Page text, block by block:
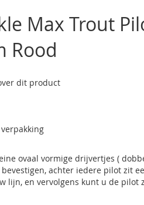
Max Trout
Rood
dit product
ovaal vormige drijvertjes (
achter iedere pilot zit
lijn, en vervolgens kunt u de pilot